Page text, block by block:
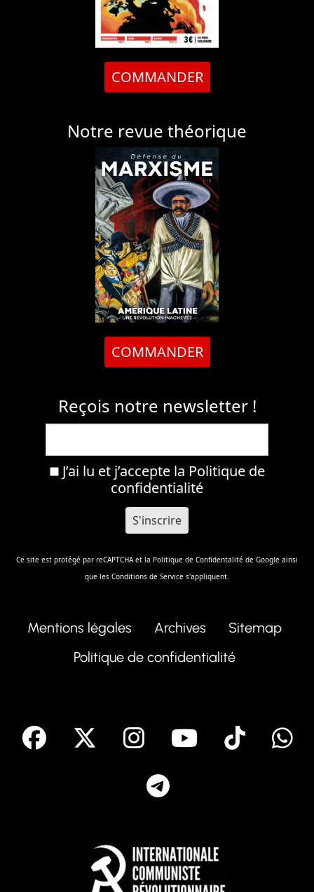
COMMANDER
Notre revue théorique
COMMANDER
Reçois notre newsletter !
J’ai lu et j’accepte la Politique de
confidentialité
Ce site est protégé par reCAPTCHA et la Politique de Confidentalité de Google ainsi
que les Conditions de Service s'appliquent.
Mentions légales Archives
Sitemap
Politique de confidentialité
facebook Instagram
Youtube
Tik